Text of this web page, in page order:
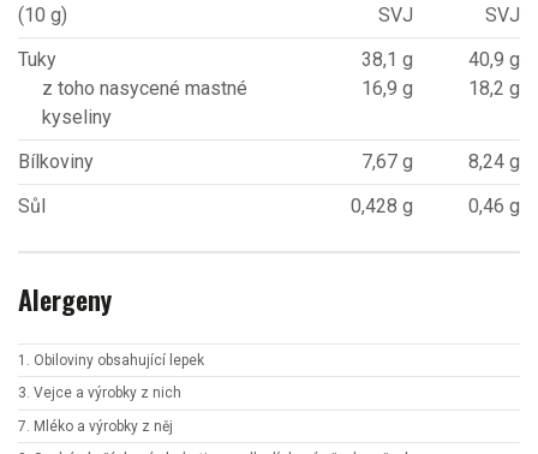
(10 g)
SVJ
SVJ
Tuky
z toho nasycené mastné
kyseliny
38,1 g
16,9 g
40,9 g
18,2 g
Bílkoviny 7,67 g
8,24 g
Sůl
0,428 g 0,46 g
Alergeny
1. Obiloviny obsahující lepek
3. Vejce a výrobky z nich
7. Mléko a výrobky z něj